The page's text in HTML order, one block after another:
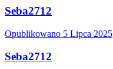
Seba2712
Opublikowano 5 Lipca 2025
Seba2712